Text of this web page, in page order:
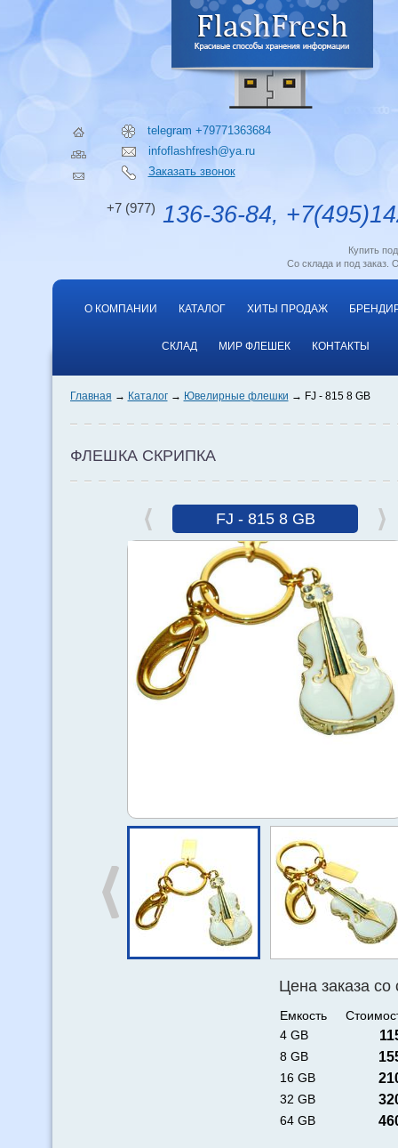
telegram +79771363684
infoflashfresh@ya.ru
Заказать звонок
+7 (977) 136-36-84,
Купить
Со склада и под заказ.
О КОМПАНИИ КАТАЛОГ ХИТЫ ПРОДАЖ
СКЛАД МИР ФЛЕШЕК КОНТАКТЫ
Главная Каталог Ювелирные флешки FJ - 815 8 GB
ФЛЕШКА СКРИПКА
FJ - 815 8 GB
Цена заказа со
Емкость
4 GB
8 GB
16 GB
32 GB
64 GB